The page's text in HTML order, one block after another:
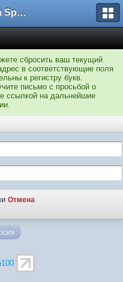
Форумы на Sportbox.ru
сбросить ваш текущий
в соответствующие поля
к регистру букв.
письмо с просьбой о
ссылкой на дальнейшие
Отмена